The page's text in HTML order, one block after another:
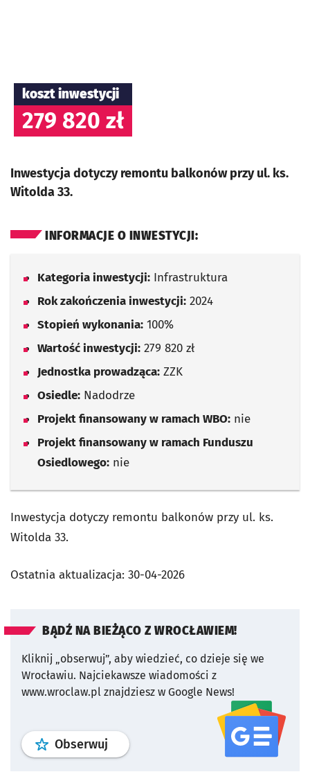
koszt inwestycji
279 820 zł
Inwestycja dotyczy remontu balkonów przy ul. ks.
Witolda 33.
INFORMACJE O INWESTYCJI:
Kategoria inwestycji: Infrastruktura
Rok zakończenia inwestycji: 2024
Stopień wykonania: 100%
Wartość inwestycji: 279 820 zł
Jednostka prowadząca: ZZK
Osiedle: Nadodrze
Projekt finansowany w ramach WBO: nie
Projekt finansowany w ramach Funduszu
Osiedlowego: nie
Inwestycja dotyczy remontu balkonów przy ul. ks.
Witolda 33.
Ostatnia aktualizacja: 30-04-2026
BĄDŹ NA BIEŻĄCO Z WROCŁAWIEM!
Kliknij „obserwuj”, aby wiedzieć, co dzieje się we
Wrocławiu. Najciekawsze wiadomości z
www.wroclaw.pl znajdziesz w Google News!
Obserwuj profil serwisu